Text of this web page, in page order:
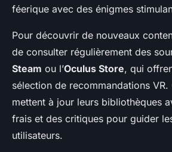
féerique avec des énigmes
Pour découvrir de nouveaux
de consulter régulièrement des
Steam ou l’Oculus Store, qui
sélection de recommandations
mettent à jour leurs bibliothèques
frais et des critiques pour guider
utilisateurs.